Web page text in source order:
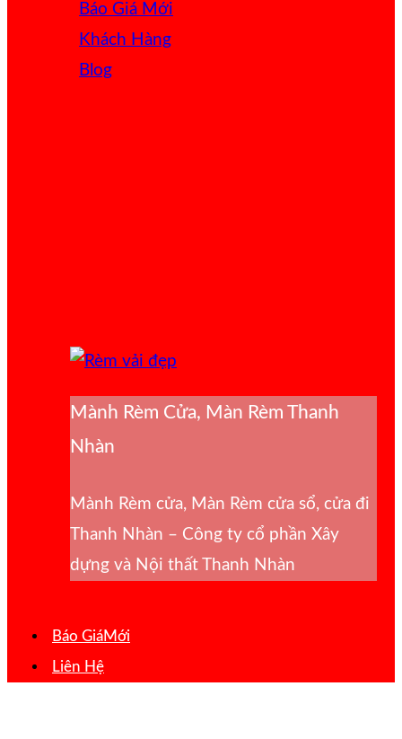
Báo Giá
Khách Hàng
Blog
Mành Rèm Cửa, Màn Rèm Thanh
Nhàn
Mành Rèm cửa, Màn Rèm cửa sổ, cửa đi
Thanh Nhàn – Công ty cổ phần Xây
dựng và Nội thất Thanh Nhàn
Báo Giá
Liên Hệ